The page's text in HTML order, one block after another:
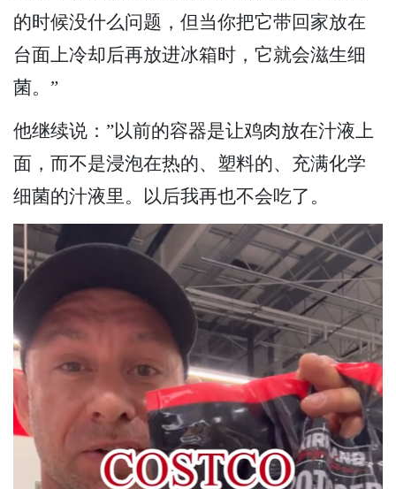
的时候没什么问题，但当你把它带回家放在
台面上冷却后再放进冰箱时，它就会滋生细
菌。”
他继续说：”以前的容器是让鸡肉放在汁液上
面，而不是浸泡在热的、塑料的、充满化学
细菌的汁液里。以后我再也不会吃了。